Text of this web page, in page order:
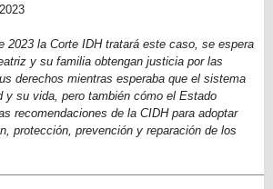
2023 la Corte IDH tratará este caso, se espera
y su familia obtengan justicia por las
derechos mientras esperaba que el sistema
y su vida, pero también cómo el Estado
recomendaciones de la CIDH para adoptar
protección, prevención y reparación de los